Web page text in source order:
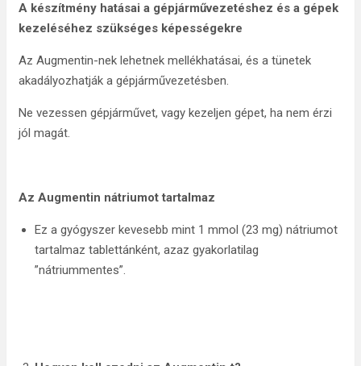
A készítmény hatásai a gépjárművezetéshez és a gépek
kezeléséhez szükséges képességekre
Az Augmentin-nek lehetnek mellékhatásai, és a tünetek
akadályozhatják a gépjárművezetésben.
Ne vezessen gépjárművet, vagy kezeljen gépet, ha nem érzi
jól magát.
Az Augmentin nátriumot tartalmaz
Ez a gyógyszer kevesebb mint 1 mmol (23 mg) nátriumot
tartalmaz tablettánként, azaz gyakorlatilag
”nátriummentes”.